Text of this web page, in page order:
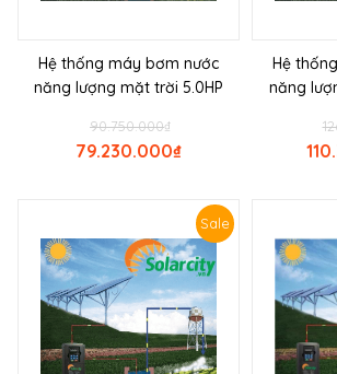
Hệ thống máy bơm nước
năng lượng mặt trời 5.0HP
₫
90.750.000
₫
79.230.000
Hệ
năng
Sale